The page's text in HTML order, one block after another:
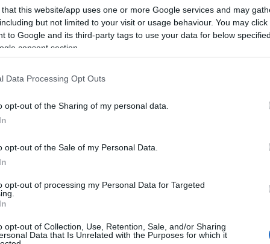
that this website/app uses one or more Google services and may
but not limited to your visit or usage behaviour. You may
to Google and its third-party tags to use your data for below
consent section.
Data Processing Opt Outs
opt-out of the Sharing of my personal data.
opt-out of the Sale of my Personal Data.
opt-out of processing my Personal Data for Targeted
opt-out of Collection, Use, Retention, Sale, and/or Sharing
Data that Is Unrelated with the Purposes for which it
vágjam a fejszémet, így egyetemi
agrármérnök és mérnöktanár szakokon
kezdtem dolgozni, az első meghatározó
toborzóként, és hamar kiderült, hogy jól megy
a 2008-2009-es időszak hozta meg, amikor
Club közösségébe. Olyan emberekkel
először a startupokkal, és ekkor